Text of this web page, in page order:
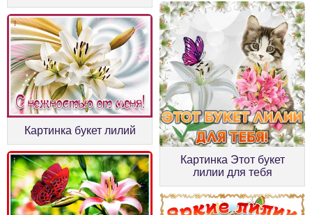
Картинка букет лилий
Картинка Этот букет
лилии для тебя